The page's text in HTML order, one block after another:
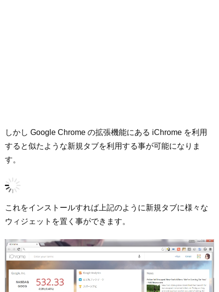
しかし Google Chrome の拡張機能にある iChrome を利用
すると似たような新規タブを利用する事が可能になりま
す。
これをインストールすれば上記のように新規タブに様々な
ウィジェットを置く事ができます。